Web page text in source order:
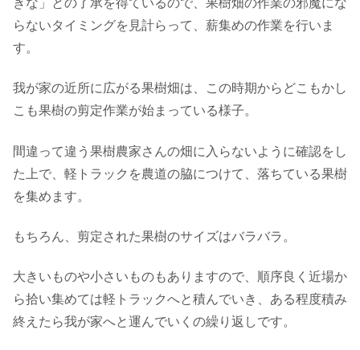
らないタイミングを見計らって、薪集めの作業を行いま
す。
我が家の近所に広がる果樹畑は、この時期からどこもかし
こも果樹の剪定作業が始まっている様子。
間違って違う果樹農家さんの畑に入らないように確認をし
た上で、軽トラックを農道の脇につけて、落ちている果樹
を集めます。
もちろん、剪定された果樹のサイズはバラバラ。
大きいものや小さいものもありますので、順序良く近場か
ら拾い集めては軽トラックへと積んでいき、ある程度積み
終えたら我が家へと運んでいくの繰り返しです。